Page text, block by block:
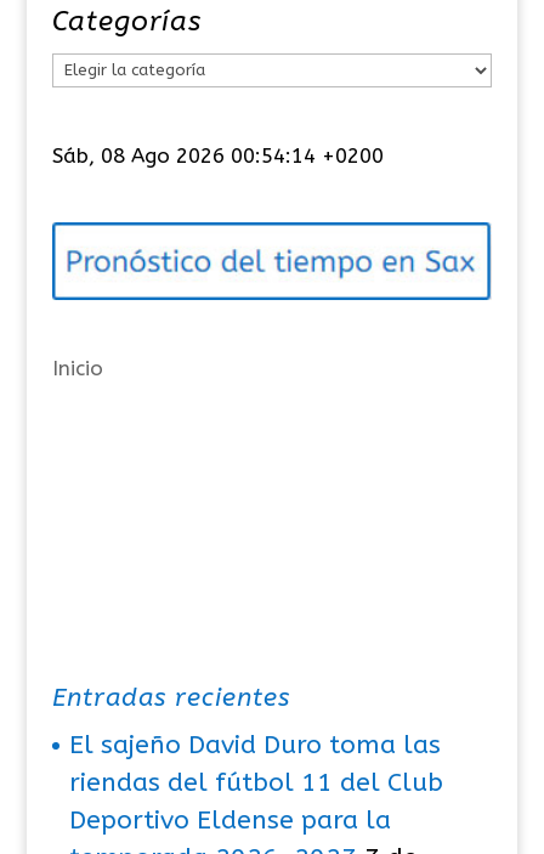
Categorías
e
o
í
s
Sáb, 08 Ago 2026 00:54:15 +0200
Inicio
Entradas recientes
El sajeño David Duro toma las
riendas del fútbol 11 del Club
Deportivo Eldense para la